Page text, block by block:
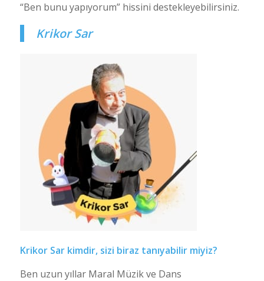
“Ben bunu yapıyorum” hissini destekleyebilirsiniz.
Krikor Sar
Krikor Sar kimdir, sizi biraz tanıyabilir miyiz?
Ben uzun yıllar Maral Müzik ve Dans